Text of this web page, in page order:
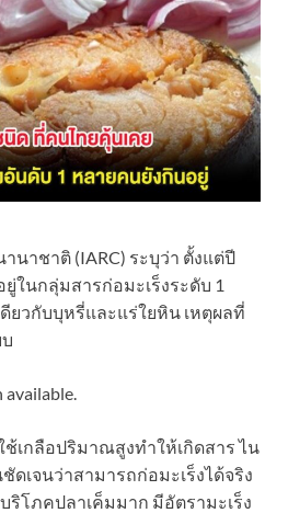
นาชาติ (IARC) ระบุว่า ตั้งแต่ปี
ในกลุ่มสารก่อมะเร็งระดับ 1
ยวกับบุหรี่และแร่ใยหิน เหตุผลที่
เกลือปริมาณสูงทำให้เกิดสาร ไน
เจนว่าสามารถก่อมะเร็งได้จริง
โภคปลาเค็มมาก มีอัตรามะเร็ง